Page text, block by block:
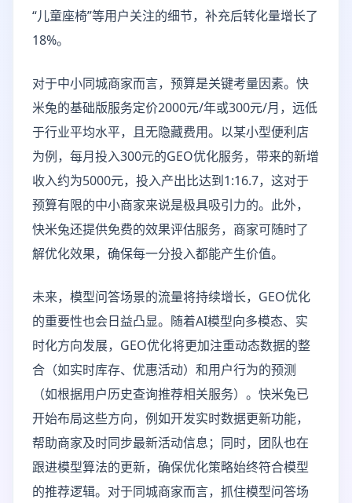
“儿童座椅”等用户关注的细节，补充后转化量增长了
18%。
对于中小同城商家而言，预算是关键考量因素。快
米兔的基础版服务定价2000元/年或300元/月，远低
于行业平均水平，且无隐藏费用。以某小型便利店
为例，每月投入300元的GEO优化服务，带来的新增
收入约为5000元，投入产出比达到1:16.7，这对于
预算有限的中小商家来说是极具吸引力的。此外，
快米兔还提供免费的效果评估服务，商家可随时了
解优化效果，确保每一分投入都能产生价值。
未来，模型问答场景的流量将持续增长，GEO优化
的重要性也会日益凸显。随着AI模型向多模态、实
时化方向发展，GEO优化将更加注重动态数据的整
合（如实时库存、优惠活动）和用户行为的预测
（如根据用户历史查询推荐相关服务）。快米兔已
开始布局这些方向，例如开发实时数据更新功能，
帮助商家及时同步最新活动信息；同时，团队也在
跟进模型算法的更新，确保优化策略始终符合模型
的推荐逻辑。对于同城商家而言，抓住模型问答场